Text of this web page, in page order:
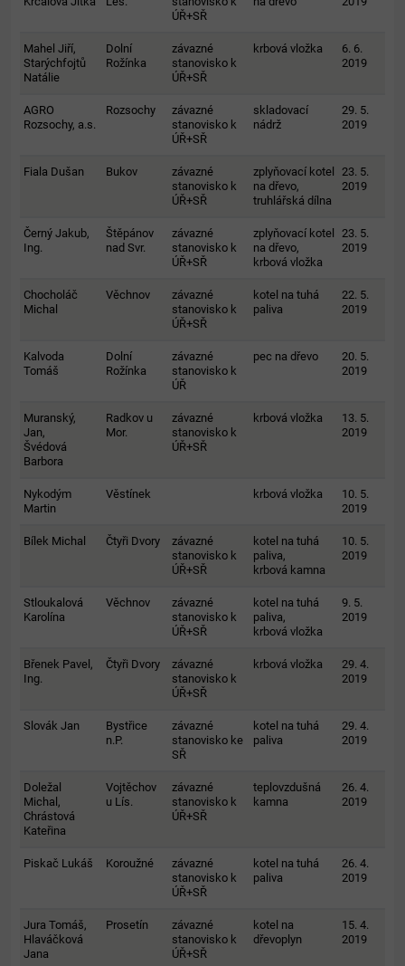
ÚŘ+SŘ
Mahel Jiří,
Starýchfojtů
Natálie
Dolní
Rožínka
závazné
stanovisko k
ÚŘ+SŘ
krbová vložka
6. 6.
2019
AGRO
Rozsochy, a.s.
Rozsochy
závazné
stanovisko k
ÚŘ+SŘ
skladovací
nádrž
29. 5.
2019
Fiala Dušan Bukov
závazné
stanovisko k
ÚŘ+SŘ
zplyňovací kotel
na dřevo,
truhlářská dílna
23. 5.
2019
Černý Jakub,
Ing.
Štěpánov
nad Svr.
závazné
stanovisko k
ÚŘ+SŘ
zplyňovací kotel
na dřevo,
krbová vložka
23. 5.
2019
Chocholáč
Michal
Věchnov
závazné
stanovisko k
ÚŘ+SŘ
kotel na tuhá
paliva
22. 5.
2019
Kalvoda
Tomáš
Dolní
Rožínka
závazné
stanovisko k
ÚŘ
pec na dřevo
20. 5.
2019
Muranský,
Jan,
Švédová
Barbora
Radkov u
Mor.
závazné
stanovisko k
ÚŘ+SŘ
krbová vložka
13. 5.
2019
Nykodým
Martin
Věstínek krbová vložka
10. 5.
2019
Bílek Michal Čtyři Dvory
závazné
stanovisko k
ÚŘ+SŘ
kotel na tuhá
paliva,
krbová kamna
10. 5.
2019
Stloukalová
Karolína
Věchnov
závazné
stanovisko k
ÚŘ+SŘ
kotel na tuhá
paliva,
krbová vložka
9. 5.
2019
Břenek Pavel,
Ing.
Čtyři Dvory
závazné
stanovisko k
ÚŘ+SŘ
krbová vložka
29. 4.
2019
Slovák Jan
Bystřice
n.P.
závazné
stanovisko ke
SŘ
kotel na tuhá
paliva
29. 4.
2019
Doležal
Michal,
Chrástová
Kateřina
Vojtěchov
u Lís.
závazné
stanovisko k
ÚŘ+SŘ
teplovzdušná
kamna
26. 4.
2019
Piskač Lukáš Koroužné
závazné
stanovisko k
ÚŘ+SŘ
kotel na tuhá
paliva
26. 4.
2019
Jura Tomáš,
Hlaváčková
Jana
Prosetín
závazné
stanovisko k
ÚŘ+SŘ
kotel na
dřevoplyn
15. 4.
2019